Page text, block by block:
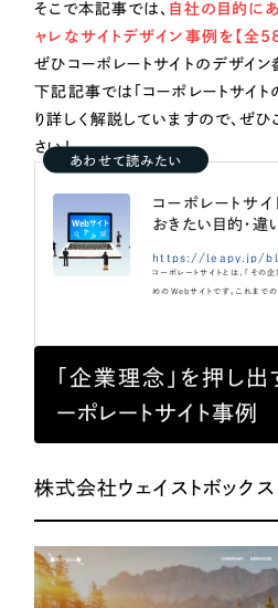
Service
サービス紹介
一過性の広告に頼らず、「仕組み」と「ノ
マーケティング
Webサイト制作
コーポレートサイト制作
採用サイト制作
ブランドサイト制作
ブランディング支援
制作実績
すべて （624件）
コーポレート・企業サイト
ブランドサイト・サービスサ
求人・採用サイト （61件）
LP（ランディングページ）
キャンペーン・プロモーシ
その他 （1件）
お客様インタビュー
そこで本記事では、 自社の目的に
ャレなサイトデザイン事例を【全
ぜひコーポレートサイトのデザイン
下記記事では「コーポレートサイト
り詳しく解説していますので、ぜ
さい！
コーポレートサ
おきたい目的・違
コーポレートサイトとは、「その
めのWebサイトです。これまで
商品購入ページなどを網羅した
商品購入はECサイトなどと、目
ることが効果的とされてきており
明」に特化したWebサイトとし
は、コーポレ...
あわせて読みたい
「企業理念」を押し出
ーポレートサイト事例
株式会社ウェイストボックス